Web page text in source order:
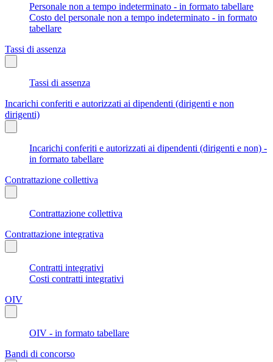
Personale non a tempo indeterminato - in formato tabellare
Costo del personale non a tempo indeterminato - in formato
tabellare
Tassi di assenza
Tassi di assenza
Incarichi conferiti e autorizzati ai dipendenti (dirigenti e non
dirigenti)
Incarichi conferiti e autorizzati ai dipendenti (dirigenti e non) -
in formato tabellare
Contrattazione collettiva
Contrattazione collettiva
Contrattazione integrativa
Contratti integrativi
Costi contratti integrativi
OIV
OIV - in formato tabellare
Bandi di concorso